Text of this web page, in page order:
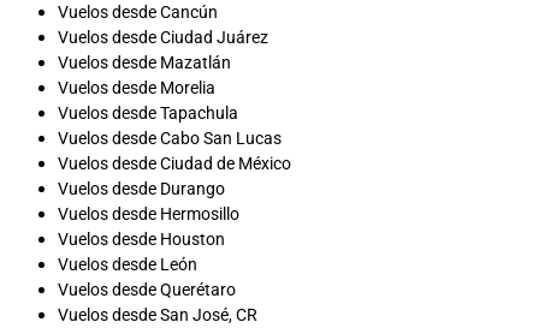
Vuelos desde Cancún
Vuelos desde Ciudad Juárez
Vuelos desde Mazatlán
Vuelos desde Morelia
Vuelos desde Tapachula
Vuelos desde Cabo San Lucas
Vuelos desde Ciudad de México
Vuelos desde Durango
Vuelos desde Hermosillo
Vuelos desde Houston
Vuelos desde León
Vuelos desde Querétaro
Vuelos desde San José, CR